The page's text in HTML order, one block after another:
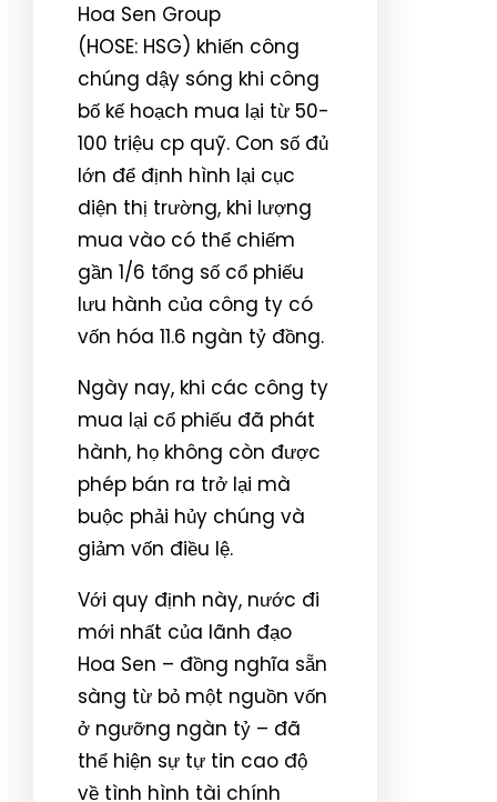
Hoa Sen Group
(HOSE: HSG) khiến công
chúng dậy sóng khi công
bố kế hoạch mua lại từ 50-
100 triệu cp quỹ. Con số đủ
lớn để định hình lại cục
diện thị trường, khi lượng
mua vào có thể chiếm
gần 1/6 tổng số cổ phiếu
lưu hành của công ty có
vốn hóa 11.6 ngàn tỷ đồng.
Ngày nay, khi các công ty
mua lại cổ phiếu đã phát
hành, họ không còn được
phép bán ra trở lại mà
buộc phải hủy chúng và
giảm vốn điều lệ.
Với quy định này, nước đi
mới nhất của lãnh đạo
Hoa Sen – đồng nghĩa sẵn
sàng từ bỏ một nguồn vốn
ở ngưỡng ngàn tỷ – đã
thể hiện sự tự tin cao độ
về tình hình tài chính